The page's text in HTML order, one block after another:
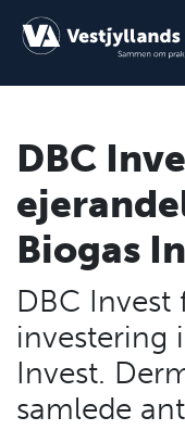
DBC
Biogas
DBC
investering
Invest.
samlede